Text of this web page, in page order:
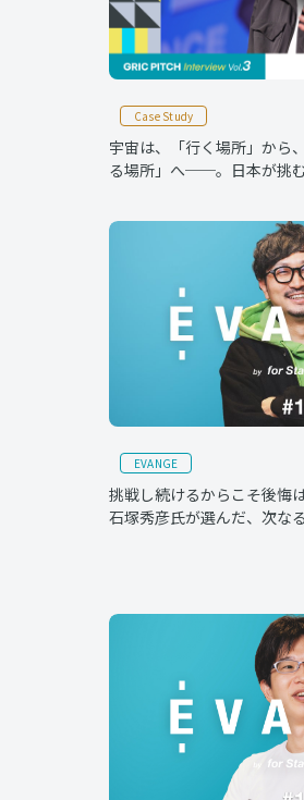
Case Study
宇宙は、「行く場所」から
る場所」へ──。日本が挑
EVANGE
挑戦し続けるからこそ後悔
石塚秀彦氏が選んだ、次な